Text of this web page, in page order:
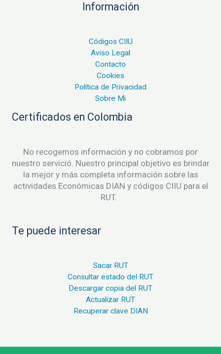
Información
Códigos CIIU
Aviso Legal
Contacto
Cookies
Política de Privacidad
Sobre Mi
Certificados en Colombia
No recogemos información y no cobramos por
nuestro servició. Nuestro principal objetivo es brindar
la mejor y más completa información sobre las
actividades Económicas DIAN y códigos CIIU para el
RUT.
Te puede interesar
Sacar RUT
Consultar estado del RUT
Descargar copia del RUT
Actualizar RUT
Recuperar clave DIAN